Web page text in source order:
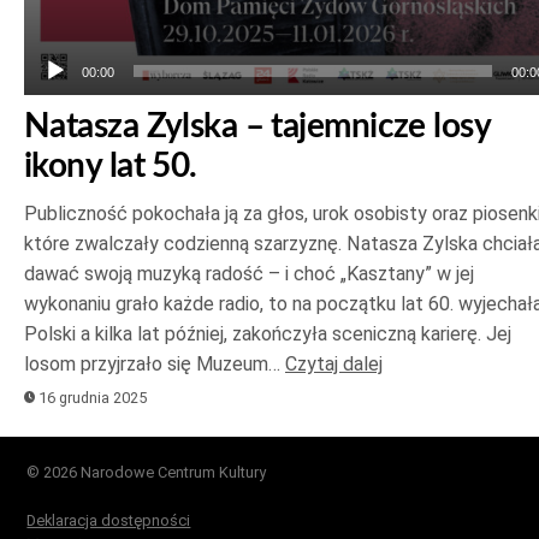
00:00
Natasza Zylska – tajemnicze losy
ikony lat 50.
Publiczność pokochała ją za głos, urok osobisty oraz
które zwalczały codzienną szarzyznę. Natasza Zylska
dawać swoją muzyką radość – i choć „Kasztany” w jej
wykonaniu grało każde radio, to na początku lat 60.
Polski a kilka lat później, zakończyła sceniczną karierę. Jej
losom przyjrzało się Muzeum… Czytaj dalej
16 grudnia 2025
© 2026 Narodowe Centrum Kultury
Deklaracja dostępności